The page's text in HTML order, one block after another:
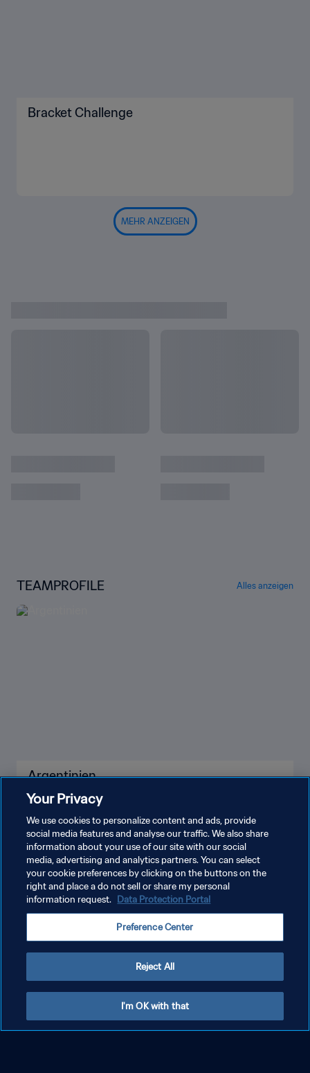
Bracket Challenge
MEHR ANZEIGEN
MEHR ANZEIGEN
TEAMPROFILE Alles anzeigen
Your Privacy
We use cookies to personalize content and ads, provide
social media features and analyse our traffic. We also share
information about your use of our site with our social
media, advertising and analytics partners. You can select
your cookie preferences by clicking on the buttons on the
right and place a do not sell or share my personal
information request. Data Protection Portal
Preference Center
Reject All
I'm OK with that